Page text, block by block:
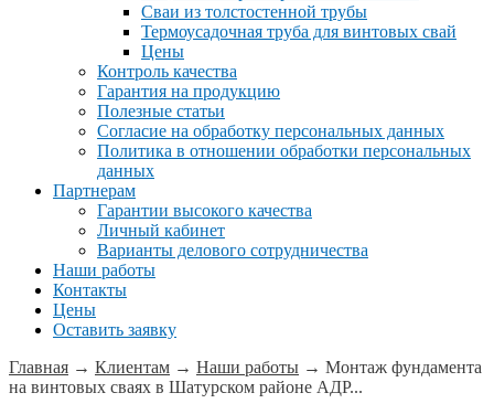
Сваи из толстостенной трубы
Термоусадочная труба для винтовых свай
Цены
Контроль качества
Гарантия на продукцию
Полезные статьи
Согласие на обработку персональных данных
Политика в отношении обработки персональных
данных
Партнерам
Гарантии высокого качества
Личный кабинет
Варианты делового сотрудничества
Наши работы
Контакты
Цены
Оставить заявку
Главная → Клиентам → Наши работы → Монтаж фундамента
на винтовых сваях в Шатурском районе АДР...